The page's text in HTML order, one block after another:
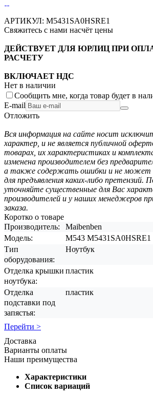
АРТИКУЛ: M5431SA0HSRE1
Свяжитесь с нами насчёт цены
ДЕЙСТВУЕТ ДЛЯ ЮРЛИЦ ПРИ
РАСЧЕТУ
ВКЛЮЧАЕТ НДС
Нет в наличии
Сообщить мне, когда товар будет в
E-mail
Отложить
Вся информация на сайте носит
характер, и не является публичной
товарах, их характеристиках и
изменена производителем без
а также содержать ошибки и не может
для предъявления каких-либо претензий.
уточняйте существенные для Вас
производителей и у наших менеджеров
заказа.
Коротко о товаре
Производитель:
Maibenben
Модель:
M543 M5431SA0HSRE1
Тип
оборудования:
Ноутбук
Отделка крышки
ноутбука:
пластик
Отделка
подставки под
запястья:
пластик
Перейти >
Доставка
Варианты оплаты
Наши преимущества
Характеристики
Список вариаций